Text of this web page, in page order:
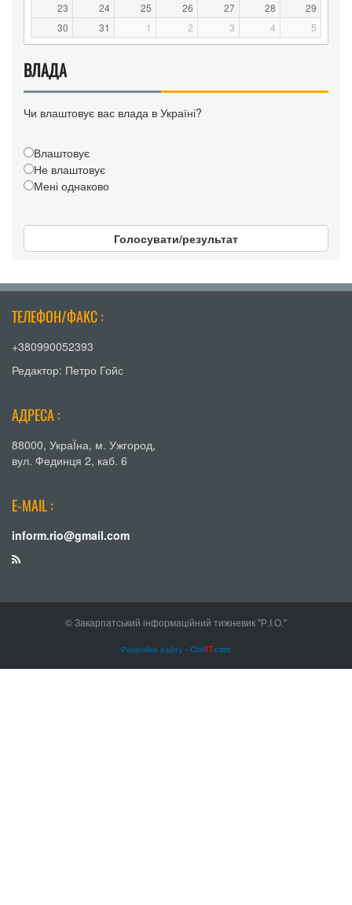
23
24 25 26 27 28
29
30
31 1 2 3 4 5
ВЛАДА
Чи влаштовує вас влада в Україні?
Влаштовує
Не влаштовує
Мені однаково
Голосувати/результат
ТЕЛЕФОН/ФАКС :
+380990052393
Редактор: Петро Гойс
АДРЕСА :
88000, УкраЇна, м. Ужгород,
вул. Фединця 2, каб. 6
E-MAIL :
inform.rio@gmail.com
© Закарпатський інформаційний тижневик "Р.І.О."
Розробка сайту - CrafIT.com